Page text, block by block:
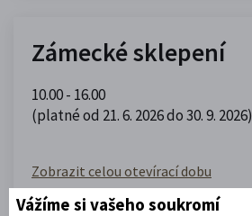
Zámecké sklepení
10.00 - 16.00
(platné od 21. 6. 2026 do 30. 9. 2026)
Zobrazit celou otevírací dobu
Vážíme si vašeho soukromí